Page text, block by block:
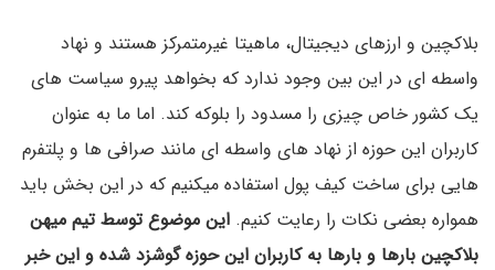
بلاکچین و ارزهای دیجیتال، ماهیتا غیرمتمرکز هستند و نهاد
واسطه ای در این بین وجود ندارد که بخواهد پیرو سیاست های
یک کشور خاص چیزی را مسدود را بلوکه کند. اما ما به عنوان
کاربران این حوزه از نهاد های واسطه ای مانند صرافی ها و پلتفرم
هایی برای ساخت کیف پول استفاده میکنیم که در این بخش باید
همواره بعضی نکات را رعایت کنیم. این موضوع توسط تیم میهن
بلاکچین بارها و بارها به کاربران این حوزه گوشزد شده و این خبر